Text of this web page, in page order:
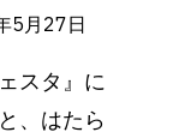
5月27日
スタ』に
、はたら